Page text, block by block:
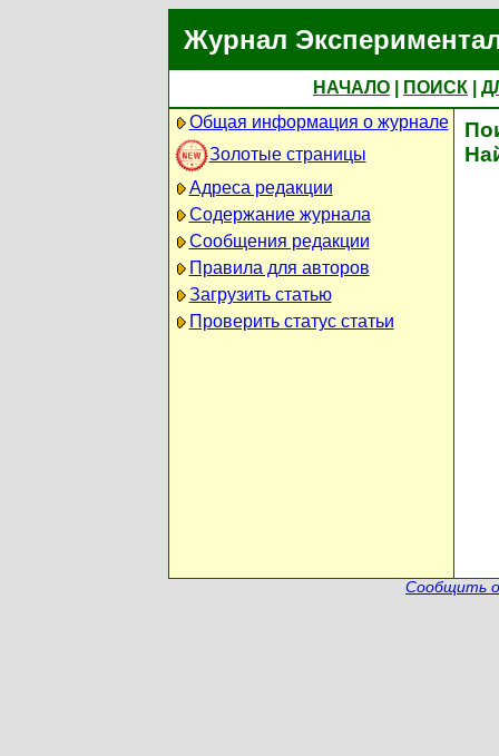
Журнал
НАЧАЛО ПОИСК
Общая информация о журнале
Золотые страницы
Адреса редакции
Содержание журнала
Сообщения редакции
Правила для авторов
Загрузить статью
Проверить статус статьи
Сообщить о